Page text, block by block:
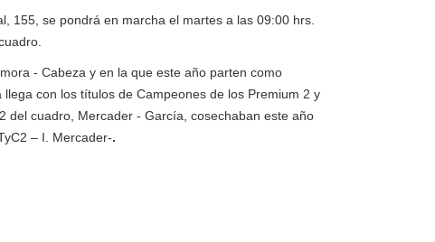
155, se pondrá en marcha el martes a las 09:00 hrs.
- Cabeza y en la que este año parten como
con los títulos de Campeones de los Premium 2 y
del cuadro, Mercader - García, cosechaban este año
– I. Mercader-.